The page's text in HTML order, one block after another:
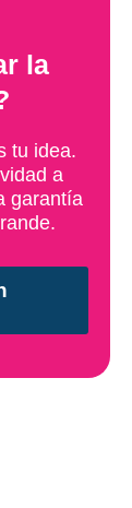
la
tu idea.
a
garantía